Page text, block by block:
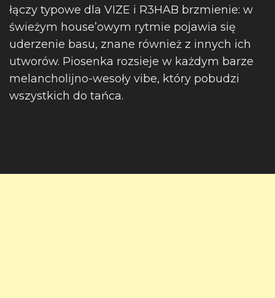
łączy typowe dla VIZE i R3HAB brzmienie: w
świeżym house’owym rytmie pojawia się
uderzenie basu, znane również z innych ich
utworów. Piosenka rozsieje w każdym barze
melancholijno-wesoły vibe, który pobudzi
wszystkich do tańca.